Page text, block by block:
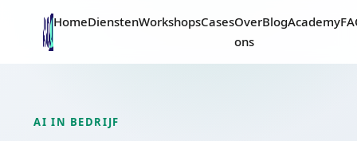
HomeDienstenWorkshopsCasesOver
ons
BlogAcademy
AI IN BEDRIJF